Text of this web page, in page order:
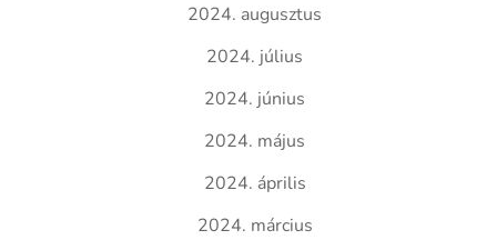
2024. augusztus
2024. július
2024. június
2024. május
2024. április
2024. március